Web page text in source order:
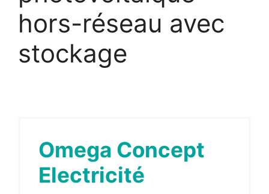
hors-réseau avec
stockage
Omega Concept
Electricité